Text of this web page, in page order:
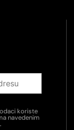
koriste
navedenim